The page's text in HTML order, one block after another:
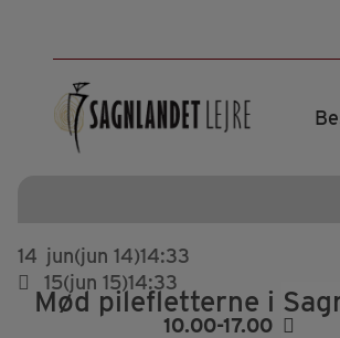
indhold
14 jun(jun 14)14:33
15(jun 15)14:33
Mød pilefletterne i
10.00-17.00